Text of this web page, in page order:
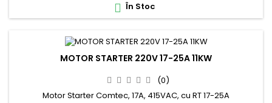
 În Stoc
MOTOR STARTER 220V 17-25A 11KW
(0)
Motor Starter Comtec, 17A, 415VAC, cu RT 17-25A